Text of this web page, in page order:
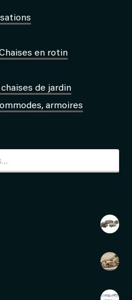
en rotin
de jardin
armoires